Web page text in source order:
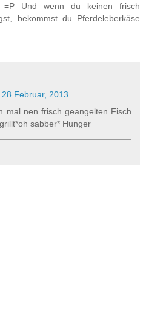
=P Und wenn du keinen frisch
bekommst du Pferdeleberkäse
28 Februar, 2013
mal nen frisch geangelten Fisch
sabber* Hunger